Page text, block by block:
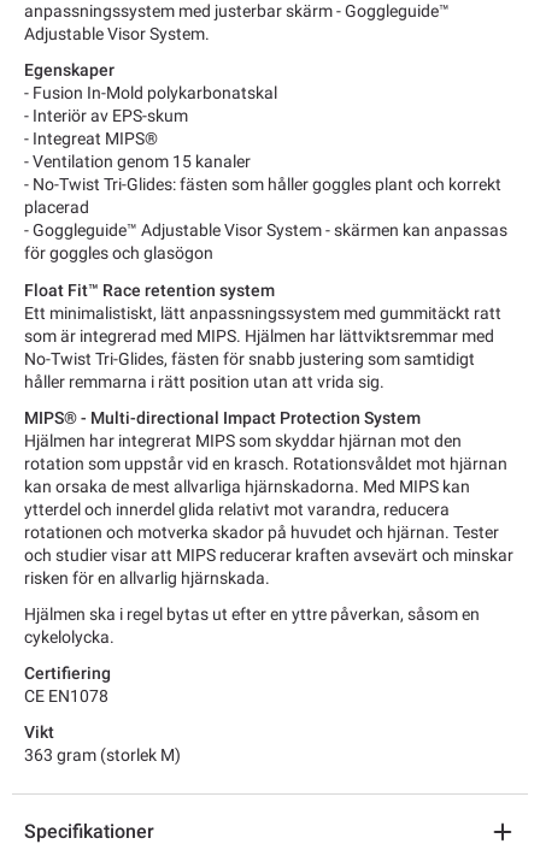
anpassningssystem med justerbar skärm - Goggleguide™
Adjustable Visor System.
Egenskaper
- Fusion In-Mold polykarbonatskal
- Interiör av EPS-skum
- Integreat MIPS®
- Ventilation genom 15 kanaler
- No-Twist Tri-Glides: fästen som håller goggles plant och korrekt
placerad
- Goggleguide™ Adjustable Visor System - skärmen kan anpassas
för goggles och glasögon
Float Fit™ Race retention system
Ett minimalistiskt, lätt anpassningssystem med gummitäckt ratt
som är integrerad med MIPS. Hjälmen har lättviktsremmar med
No-Twist Tri-Glides, fästen för snabb justering som samtidigt
håller remmarna i rätt position utan att vrida sig.
MIPS® - Multi-directional Impact Protection System
Hjälmen har integrerat MIPS som skyddar hjärnan mot den
rotation som uppstår vid en krasch. Rotationsvåldet mot hjärnan
kan orsaka de mest allvarliga hjärnskadorna. Med MIPS kan
ytterdel och innerdel glida relativt mot varandra, reducera
rotationen och motverka skador på huvudet och hjärnan. Tester
och studier visar att MIPS reducerar kraften avsevärt och minskar
risken för en allvarlig hjärnskada.
Hjälmen ska i regel bytas ut efter en yttre påverkan, såsom en
cykelolycka.
Certifiering
CE EN1078
Vikt
363 gram (storlek M)
Specifikationer